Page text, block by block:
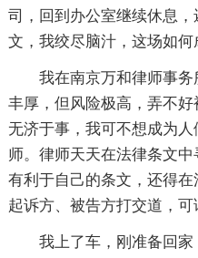
司，回到办公室继续休息
文，我绞尽脑汁，这场如何
我在南京万和律师事
丰厚，但风险极高，弄不
无济于事，我可不想成为
师。律师天天在法律条文
有利于自己的条文，还得
起诉方、被告方打交道，可
我上了车，刚准备回